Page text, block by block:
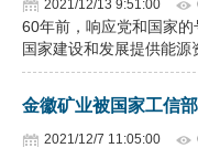
2021/12/13 9:51:00
60年前，响应党和国家
国家建设和发展提供能
金徽矿业被国家工信
2021/12/7 11:05:00